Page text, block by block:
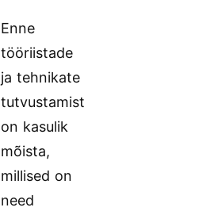
Enne
tööriistade
ja tehnikate
tutvustamist
on kasulik
mõista,
millised on
need